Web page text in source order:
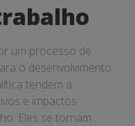
um processo de
o desenvolvimento
tendem a
e impactos
Eles se tornam